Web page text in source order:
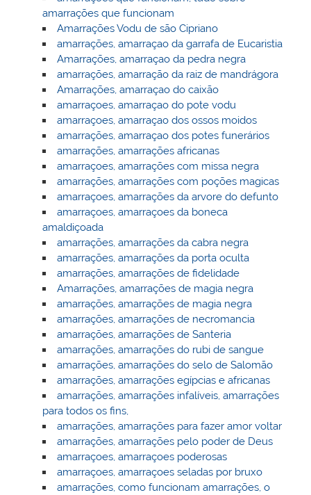
amarrações que funcionam
Amarrações Vodu de são Cipriano
amarrações, amarraçao da garrafa de Eucaristia
Amarrações, amarraçao da pedra negra
amarrações, amarração da raiz de mandrágora
Amarrações, amarraçao do caixão
amarraçoes, amarraçao do pote vodu
amarraçoes, amarraçao dos ossos moidos
amarrações, amarraçao dos potes funerários
amarrações, amarrações africanas
amarraçoes, amarrações com missa negra
amarrações, amarrações com poções magicas
amarraçoes, amarrações da arvore do defunto
amarraçoes, amarraçoes da boneca
amaldiçoada
amarrações, amarrações da cabra negra
amarrações, amarrações da porta oculta
amarrações, amarrações de fidelidade
Amarrações, amarrações de magia negra
amarrações, amarrações de magia negra
amarrações, amarrações de necromancia
amarrações, amarrações de Santeria
amarrações, amarrações do rubi de sangue
amarrações, amarrações do selo de Salomão
amarrações, amarrações egípcias e africanas
amarrações, amarrações infalíveis, amarrações
para todos os fins,
amarrações, amarrações para fazer amor voltar
amarrações, amarrações pelo poder de Deus
amarraçoes, amarraçoes poderosas
amarraçoes, amarraçoes seladas por bruxo
amarrações, como funcionam amarrações, o